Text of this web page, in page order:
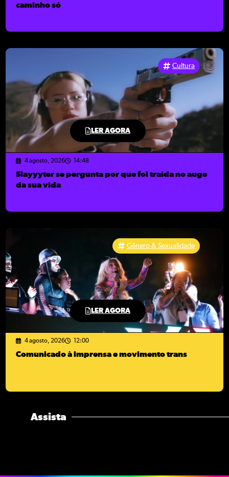
caminho só
LER AGORA
Cultura
4 agosto, 2026 14:48
Slayyyter se pergunta por que foi traída no auge
da sua vida
LER AGORA
Gênero & Sexualidade
4 agosto, 2026 12:00
Comunicado à imprensa e movimento trans
Assista